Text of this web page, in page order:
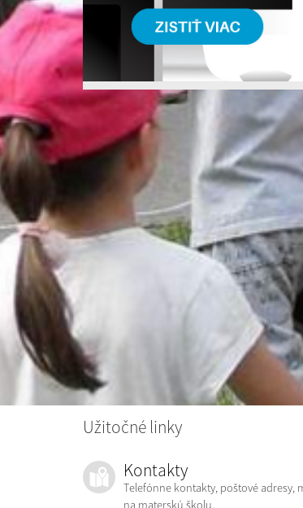
Užitočné linky
Kontakty
Telefónne kontakty, poštové adresy,
na materskú školu.